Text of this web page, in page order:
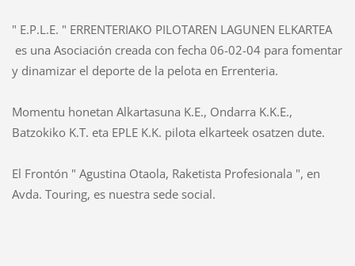
" E.P.L.E. " ERRENTERIAKO PILOTAREN LAGUNEN ELKARTEA
es una Asociación creada con fecha 06-02-04 para fomentar
y dinamizar el deporte de la pelota en Errenteria.
Momentu honetan Alkartasuna K.E., Ondarra K.K.E.,
Batzokiko K.T. eta EPLE K.K. pilota elkarteek osatzen dute.
El Frontón " Agustina Otaola, Raketista Profesionala ", en
Avda. Touring, es nuestra sede social.